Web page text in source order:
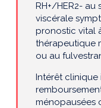
RH+/HER2-
viscérale
pronostic vital
thérapeutique
ou au
Intérêt clinique
ménopausées